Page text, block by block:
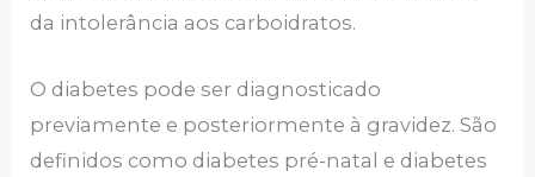
da intolerância aos carboidratos.
O diabetes pode ser diagnosticado
previamente e posteriormente à gravidez. São
definidos como diabetes pré-natal e diabetes